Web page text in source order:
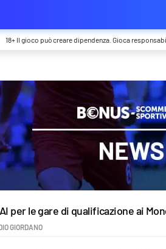
18+ Il gioco può creare dipendenza. Gioca
per le gare di qualificazione ai
GIORDANO